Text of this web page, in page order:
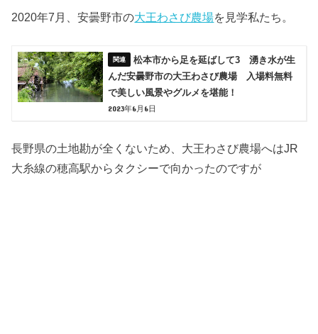
2020年7月、安曇野市の大王わさび農場を見学私たち。
松本市から足を延ばして3 湧き水が生
んだ安曇野市の大王わさび農場 入場料無料
で美しい風景やグルメを堪能！
2023年6月6日
長野県の土地勘が全くないため、大王わさび農場へはJR
大糸線の穂高駅からタクシーで向かったのですが